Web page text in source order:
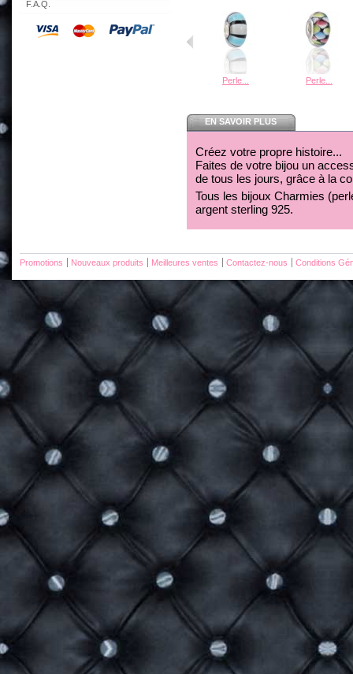
F.A.Q.
Perle... Perle...
EN SAVOIR PLUS
Créez votre propre histoire...
Faites de votre bijou un
de tous les jours, grâce à la
Tous les bijoux Charmies
argent sterling 925.
Promotions Nouveaux produits Meilleures ventes Contactez-nous Conditions